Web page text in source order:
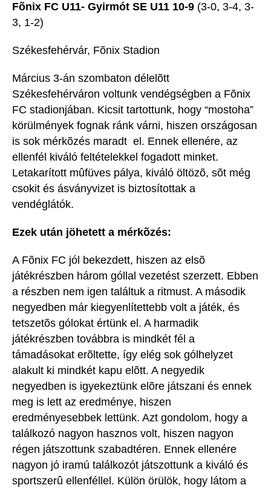
Fõnix FC U11- Gyirmót SE U11 10-9 (3-0, 3-4, 3-
3, 1-2)
Székesfehérvár, Fõnix Stadion
Március 3-án szombaton délelõtt
Székesfehérváron voltunk vendégségben a Fõnix
FC stadionjában. Kicsit tartottunk, hogy “mostoha”
körülmények fognak ránk várni, hiszen országosan
is sok mérkõzés maradt el. Ennek ellenére, az
ellenfél kiváló feltételekkel fogadott minket.
Letakarított mûfüves pálya, kiváló öltözõ, sõt még
csokit és ásványvizet is biztosítottak a
vendéglátók.
Ezek után jöhetett a mérkõzés:
A Fõnix FC jól bekezdett, hiszen az elsõ
játékrészben három góllal vezetést szerzett. Ebben
a részben nem igen találtuk a ritmust. A második
negyedben már kiegyenlítettebb volt a játék, és
tetszetõs gólokat értünk el. A harmadik
játékrészben továbbra is mindkét fél a
támadásokat erõltette, így elég sok gólhelyzet
alakult ki mindkét kapu elõtt. A negyedik
negyedben is igyekeztünk elõre játszani és ennek
meg is lett az eredménye, hiszen
eredményesebbek lettünk. Azt gondolom, hogy a
találkozó nagyon hasznos volt, hiszen nagyon
régen játszottunk szabadtéren. Ennek ellenére
nagyon jó iramú találkozót játszottunk a kiváló és
sportszerû ellenféllel. Külön örülök, hogy látom a